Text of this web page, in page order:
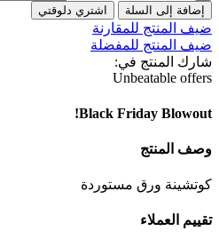
إضافة إلى السلة اشتري دلوقتي
ضيف المنتج للمقارنة
ضيف المنتج للمفضلة
شارك المنتج في:
Unbeatable offers
Black Friday Blowout!
وصف المنتج
كوتشينة ورق مستوردة
تقييم العملاء